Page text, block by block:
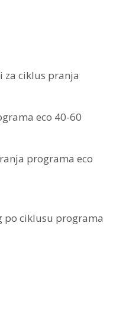
za ciklus pranja
eco 40-60
programa eco
po ciklusu programa